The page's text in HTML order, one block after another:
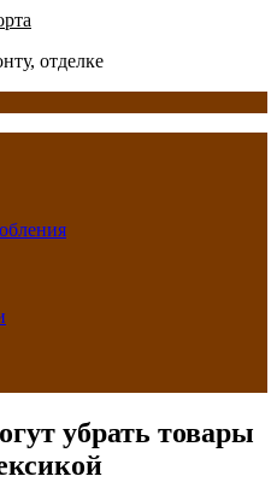
отделке
убрать товары